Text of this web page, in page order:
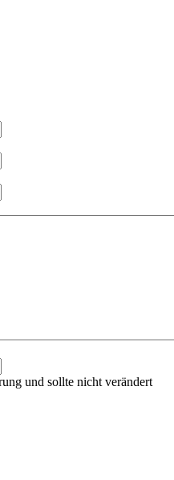
und sollte nicht verändert